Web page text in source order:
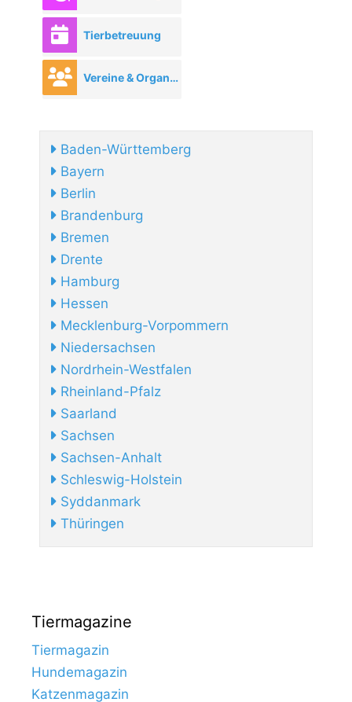
Tierbetreuung
Vereine & Organisationen
Baden-Württemberg
Bayern
Berlin
Brandenburg
Bremen
Drente
Hamburg
Hessen
Mecklenburg-Vorpommern
Niedersachsen
Nordrhein-Westfalen
Rheinland-Pfalz
Saarland
Sachsen
Sachsen-Anhalt
Schleswig-Holstein
Syddanmark
Thüringen
Tiermagazine
Tiermagazin
Hundemagazin
Katzenmagazin